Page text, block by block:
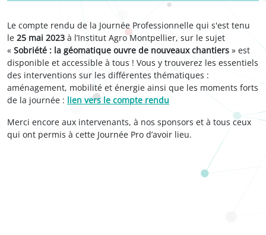
Le compte rendu de la Journée Professionnelle qui s'est tenu
le 25 mai 2023 à l’Institut Agro Montpellier, sur le sujet
« Sobriété : la géomatique ouvre de nouveaux chantiers » est
disponible et accessible à tous ! Vous y trouverez les essentiels
des interventions sur les différentes thématiques :
aménagement, mobilité et énergie ainsi que les moments forts
de la journée : lien vers le compte rendu
Merci encore aux intervenants, à nos sponsors et à tous ceux
qui ont permis à cette Journée Pro d’avoir lieu.